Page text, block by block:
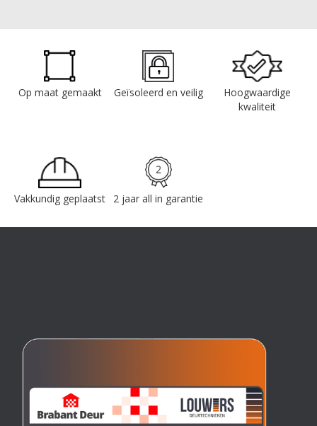
Op maat gemaakt Geïsoleerd en veilig
Hoogwaardige
kwaliteit
Vakkundig geplaatst 2 jaar all in garantie